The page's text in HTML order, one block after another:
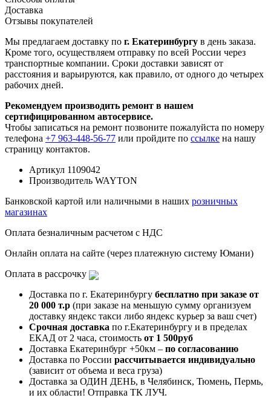
Доставка
Отзывы покупателей
Мы предлагаем доставку по г. Екатеринбургу в день заказа.
Кроме того, осуществляем отправку по всей России через
транспортные компании. Сроки доставки зависят от
расстояния и варьируются, как правило, от одного до четырех
рабочих дней.
Рекомендуем производить ремонт в нашем
сертифицированном автосервисе.
Чтобы записаться на ремонт позвоните пожалуйста по номеру
телефона +7 963-448-56-77 или пройдите по ссылке на нашу
страницу контактов.
Артикул 1109042
Производитель WAYTON
Банковской картой или наличными в наших розничных
магазинах
Оплата безналичным расчетом с НДС
Онлайн оплата на сайте (через платежную систему Юмани)
Оплата в рассрочку
Доставка по г. Екатеринбургу бесплатно при заказе от
20 000 т.р (при заказе на меньшую сумму организуем
доставку яндекс такси либо яндекс курьер за ваш счет)
Срочная доставка по г.Екатеринбургу и в пределах
ЕКАД от 2 часа, стоимость от 1 500руб
Доставка Екатеринбург +50км – по согласованию
Доставка по России рассчитывается индивидуально
(зависит от объема и веса груза)
Доставка за ОДИН ДЕНЬ, в Челябинск, Тюмень, Пермь,
и их области! Отправка ТК ЛУЧ.